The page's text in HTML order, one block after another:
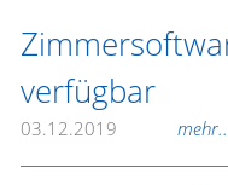
verfügbar
03.12.2019